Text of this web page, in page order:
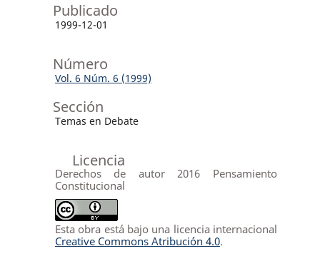
Publicado
1999-12-01
Número
Vol. 6 Núm. 6 (1999)
Sección
Temas en Debate
Licencia
Derechos de autor 2016 Pensamiento
Constitucional
Esta obra está bajo una licencia internacional
Creative Commons Atribución 4.0.